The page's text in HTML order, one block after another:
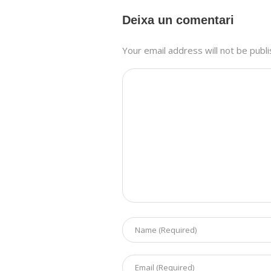
Deixa un comentari
Your email address will not be